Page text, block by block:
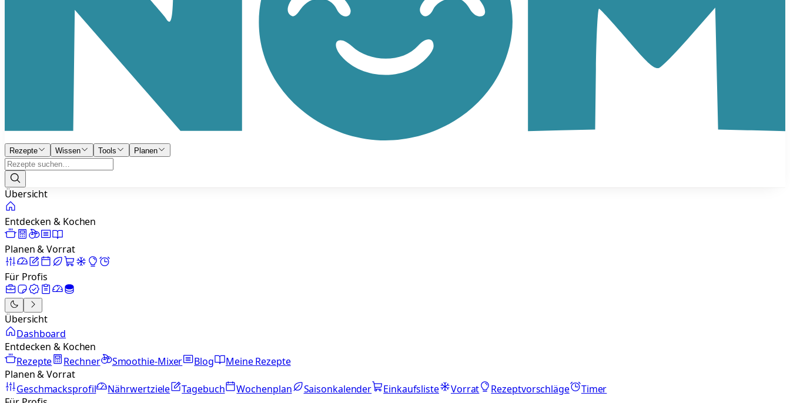
Rezepte Wissen Tools Planen
Übersicht
Entdecken & Kochen
Planen & Vorrat
Für Profis
Übersicht
Dashboard
Entdecken & Kochen
Rezepte
Rechner Smoothie-Mixer Blog
Meine Rezepte
Planen & Vorrat
Geschmacksprofil
Nährwertziele Tagebuch Wochenplan Saisonkalender Einkaufsliste Vorrat Rezeptvorschläge
Timer